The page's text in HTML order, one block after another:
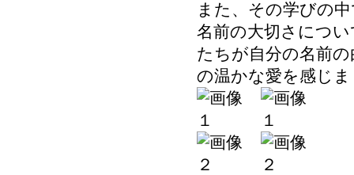
また、その学びの
名前の大切さにつ
たちが自分の名前
の温かな愛を感じ